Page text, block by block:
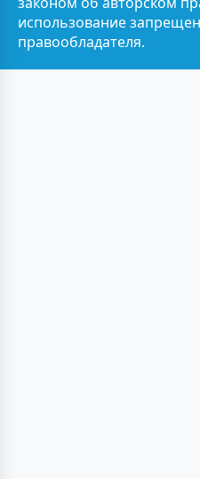
использование
правообладателя.